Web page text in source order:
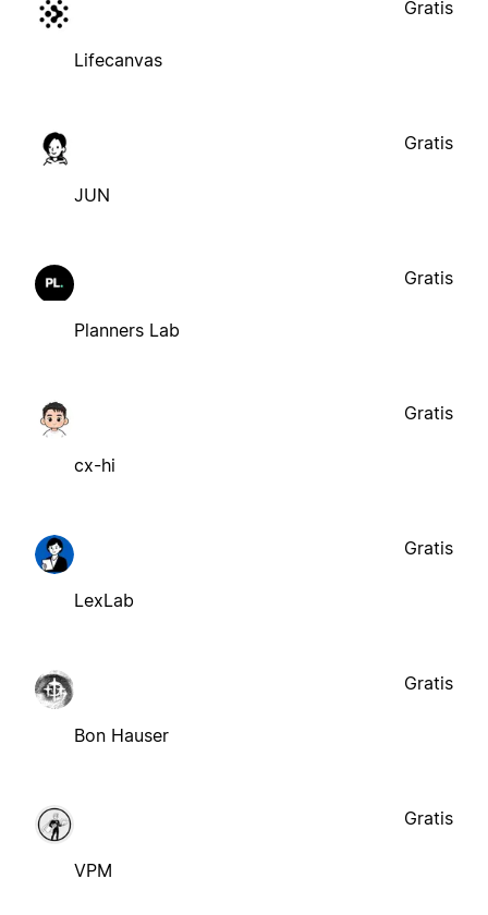
Lifecanvas
Gratis
JUN
Gratis
Planners Lab
Gratis
cx-hi
Gratis
LexLab
Gratis
Bon Hauser
Gratis
VPM
Gratis